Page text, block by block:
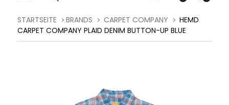
STARTSEITE BRANDS CARPET COMPANY
HEMD
CARPET COMPANY PLAID DENIM BUTTON-UP BLUE